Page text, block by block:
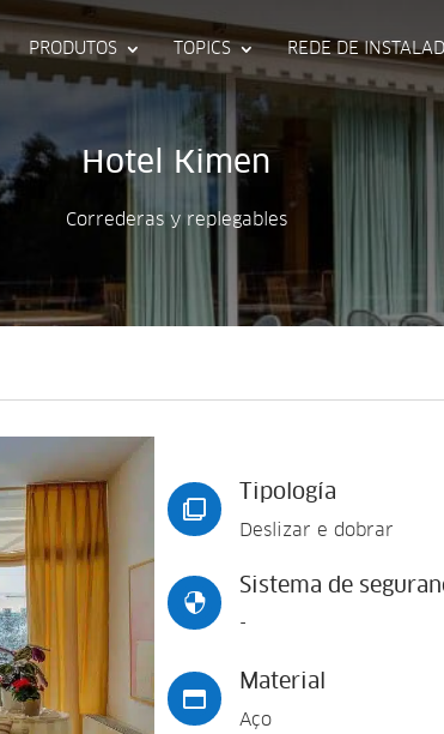
PRODUTOS TOPICS REDE DE
Hotel Kimen
Correderas y replegables

Tipología
Deslizar e dobrar

Sistema de
-

Material
Aço